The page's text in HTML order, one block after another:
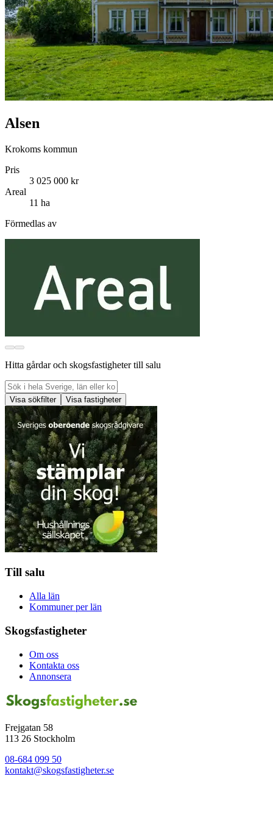
Alsen
Krokoms kommun
Pris
3 025 000 kr
Areal
11 ha
Förmedlas av
Hitta gårdar och skogsfastigheter till salu
Visa sökfilter Visa fastigheter
Till salu
Alla län
Kommuner per län
Skogsfastigheter
Om oss
Kontakta oss
Annonsera
Frejgatan 58
113 26 Stockholm
08-684 099 50
kontakt@skogsfastigheter.se